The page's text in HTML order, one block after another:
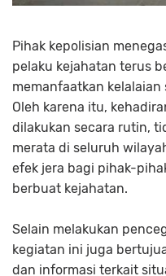
Pihak kepolisian
pelaku kejahatan terus
memanfaatkan
Oleh karena itu,
dilakukan secara rutin,
merata di seluruh
efek jera bagi pihak-
berbuat kejahatan.
Selain melakukan
kegiatan ini juga
dan informasi terkait